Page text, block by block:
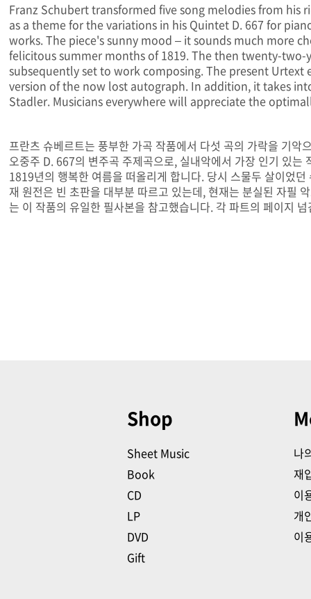
Franz Schubert transformed five song melodies from his
as a theme for the variations in his Quintet D. 667 for
works. The piece's sunny mood – it sounds much more
felicitous summer months of 1819. The then twenty-
subsequently set to work composing. The present
version of the now lost autograph. In addition, it takes
Stadler. Musicians everywhere will appreciate the
프란츠 슈베르트는 풍부한 가곡 작품에서 다섯 곡의 가락을 기
오중주 D. 667의 변주곡 주제곡으로, 실내악에서 가장 인기 있
1819년의 행복한 여름을 떠올리게 합니다. 당시 스물두 살이었
재 원전은 빈 초판을 대부분 따르고 있는데, 현재는 분실된 자필
는 이 작품의 유일한 필사본을 참고했습니다. 각 파트의 페이지
Shop
Sheet Music
Book
CD
LP
DVD
Gift
나
재
이
개
이